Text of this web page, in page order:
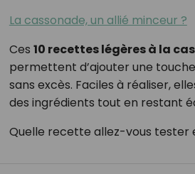
La cassonade, un allié minceur ?
Ces 10 recettes légères à la
permettent d’ajouter une
sans excès. Faciles à réaliser,
des ingrédients tout en restant
Quelle recette allez-vous tester